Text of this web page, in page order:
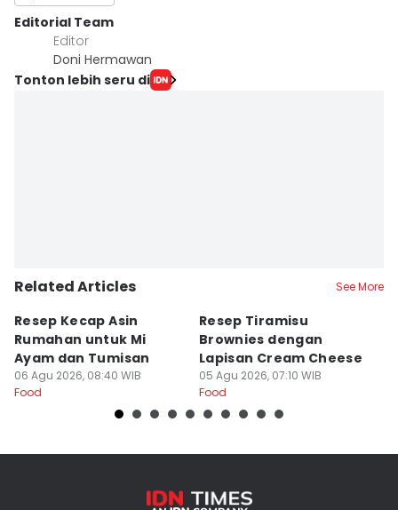
Editorial Team
Editor
Doni Hermawan
Tonton lebih seru di
Related Articles See More
Resep Kecap Asin
Rumahan untuk Mi
Ayam dan Tumisan
06 Agu 2026, 08:40 WIB
Food
Resep Tiramisu
Brownies dengan
Lapisan Cream Cheese
05 Agu 2026, 07:10 WIB
Food